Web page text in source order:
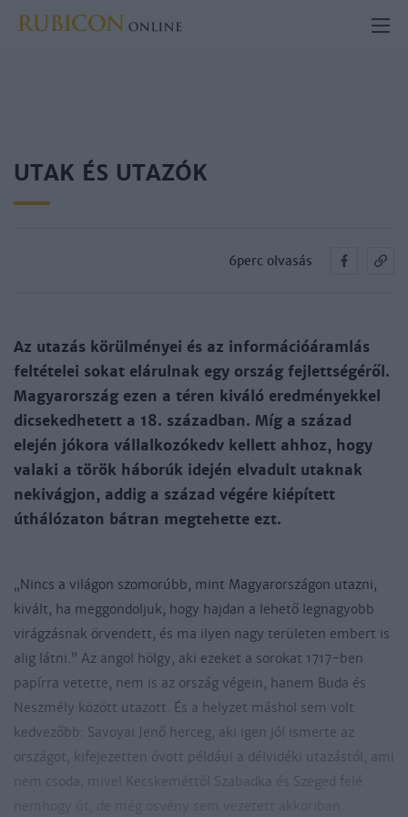
UTAK ÉS UTAZÓK
6perc olvasás
Az utazás körülményei és az információáramlás
feltételei sokat elárulnak egy ország fejlettségéről.
Magyarország ezen a téren kiváló eredményekkel
dicsekedhetett a 18. században. Míg a század
elején jókora vállalkozókedv kellett ahhoz, hogy
valaki a török háborúk idején elvadult utaknak
nekivágjon, addig a század végére kiépített
úthálózaton bátran megtehette ezt.
„Nincs a világon szomorúbb, mint Magyarországon utazni,
kivált, ha meggondoljuk, hogy hajdan a lehető legnagyobb
virágzásnak örvendett, és ma ilyen nagy területen embert is
alig látni.” Az angol hölgy, aki ezeket a sorokat 1717-ben
papírra vetette, nem is az ország végein, hanem Buda és
Neszmély között utazott. És a helyzet máshol sem volt
kedvezőbb: Savoyai Jenő herceg, aki igen jól ismerte az
országot, kifejezetten óvott például a délvidéki utazástól, ami
nem csoda, mivel Kecskeméttől Szabadka és Szeged felé